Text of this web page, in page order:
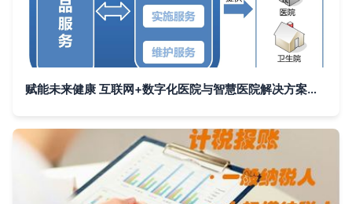
赋能未来健康 互联网+数字化医院与智慧医院解决方案的信息咨询服务探讨